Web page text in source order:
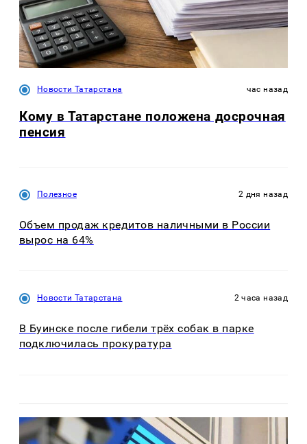
Новости Татарстана час назад
Кому в Татарстане положена досрочная
пенсия
Полезное 2 дня назад
Объем продаж кредитов наличными в России
вырос на 64%
Новости Татарстана 2 часа назад
В Буинске после гибели трёх собак в парке
подключилась прокуратура